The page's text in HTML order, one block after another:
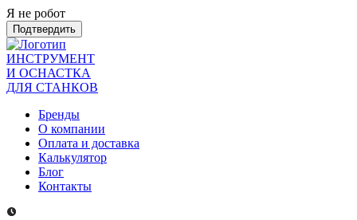
Я не робот
Подтвердить
ИНСТРУМЕНТ
И ОСНАСТКА
ДЛЯ СТАНКОВ
Бренды
О компании
Оплата и доставка
Калькулятор
Блог
Контакты